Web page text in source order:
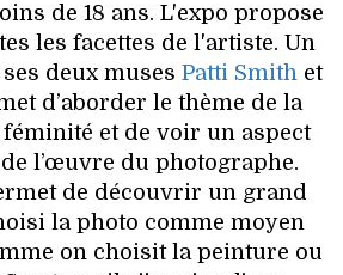
de 18 ans. L'expo propose
les facettes de l'artiste. Un
deux muses Patti Smith et
d’aborder le thème de la
et de voir un aspect
l’œuvre du photographe.
de découvrir un grand
la photo comme moyen
on choisit la peinture ou